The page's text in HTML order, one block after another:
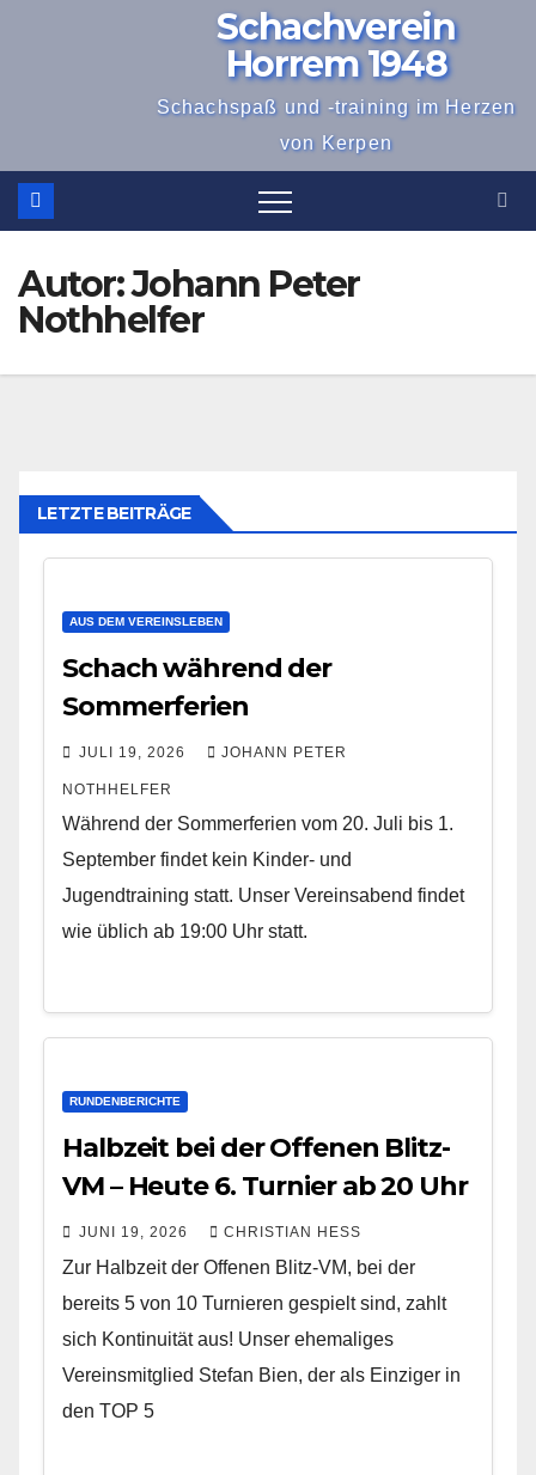
Schachverein
Horrem 1948
Schachspaß und -training im Herzen
von Kerpen
Autor:Johann Peter
Nothhelfer
LETZTE BEITRÄGE
AUS DEM VEREINSLEBEN
Schach während der
Sommerferien
JULI 19, 2026 JOHANN PETER
NOTHHELFER
Während der Sommerferien vom 20. Juli bis 1.
September findet kein Kinder- und
Jugendtraining statt. Unser Vereinsabend findet
wie üblich ab 19:00 Uhr statt.
RUNDENBERICHTE
Halbzeit bei der Offenen Blitz-
VM – Heute 6. Turnier ab 20 Uhr
JUNI 19, 2026 CHRISTIAN HESS
Zur Halbzeit der Offenen Blitz-VM, bei der
bereits 5 von 10 Turnieren gespielt sind, zahlt
sich Kontinuität aus! Unser ehemaliges
Vereinsmitglied Stefan Bien, der als Einziger in
den TOP 5